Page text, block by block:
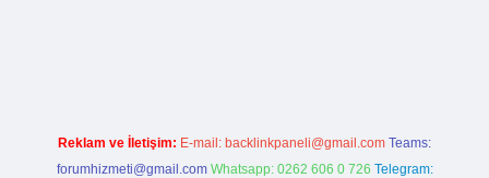
Reklam ve İletişim: E-mail: backlinkpaneli@gmail.com Teams:
forumhizmeti@gmail.com Whatsapp: 0262 606 0 726 Telegram: